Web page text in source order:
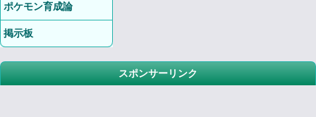
ポケモン育成論
掲示板
スポンサーリンク